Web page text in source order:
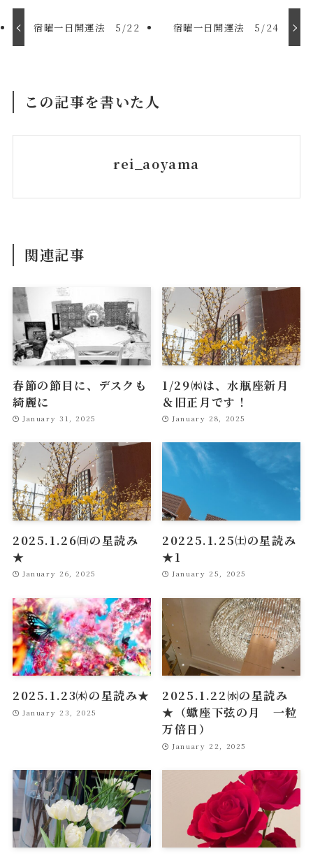
宿曜一日開運法 5/22 宿曜一日開運法 5/24
この記事を書いた人
rei_aoyama
関連記事
春節の節目に、デスクも
綺麗に
January 31, 2025
1/29㈬は、水瓶座新月
＆旧正月です！
January 28, 2025
2025.1.26㈰の星読み
★
January 26, 2025
20225.1.25㈯の星読み
★1
January 25, 2025
2025.1.23㈭の星読み★
January 23, 2025
2025.1.22㈬の星読み
★（蠍座下弦の月 一粒
万倍日）
January 22, 2025